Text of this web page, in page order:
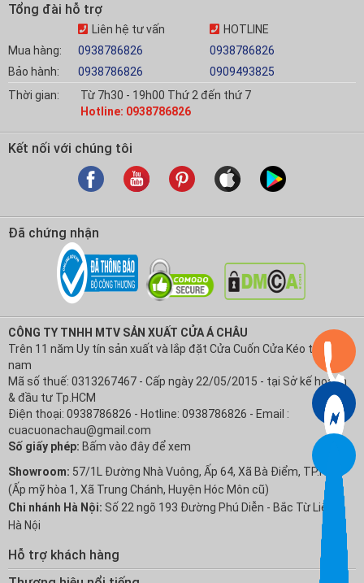
Tổng đài hỗ trợ
Mua hàng:
Bảo hành:
Liên hệ tư vấn
0938786826
0938786826
HOTLINE
0938786826
0909493825
Thời gian:
Từ 7h30 - 19h00 Thứ 2 đến thứ 7
Hotline: 0938786826
Kết nối với chúng tôi
Đã chứng nhận
CÔNG TY TNHH MTV SẢN XUẤT CỬA Á CHÂU
Trên 11 năm Uy tín sản xuất và lắp đặt Cửa Cuốn Cửa Kéo tại Việt
nam
Mã số thuế: 0313267467 - Cấp ngày 22/05/2015 - tại Sở kế hoạch
& đầu tư Tp.HCM
Điện thoại: 0938786826 - Hotline: 0938786826 - Email :
cuacuonachau@gmail.com
Số giấy phép: Bấm vào đây để xem
Showroom: 57/1L Đường Nhà Vuông, Ấp 64, Xã Bà Điểm, TP.HCM
(Ấp mỹ hòa 1, Xã Trung Chánh, Huyện Hóc Môn cũ)
Chi nhánh Hà Nội: Số 22 ngõ 193 Đường Phú Diễn - Bắc Từ Liêm -
Hà Nội
Hỗ trợ khách hàng
Chính sách Bảo hành